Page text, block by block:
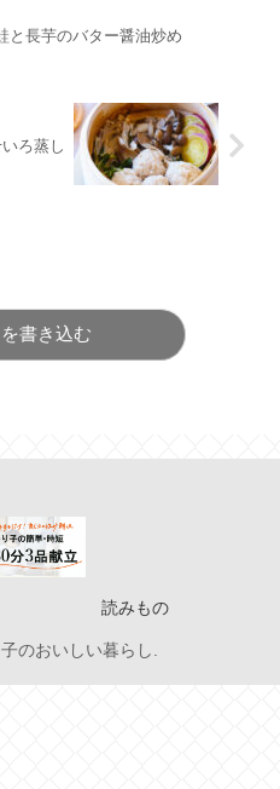
と長芋のバター醤油炒め
ろ蒸し
書き込む
読みもの
のおいしい暮らし.